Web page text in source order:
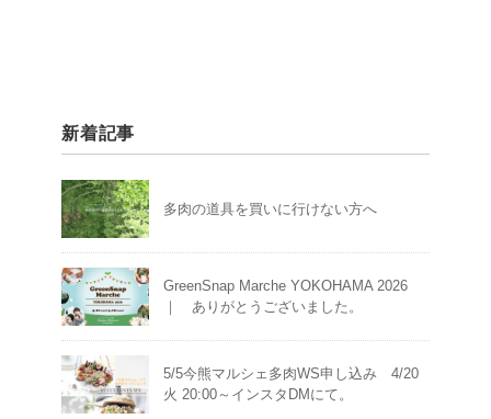
新着記事
多肉の道具を買いに行けない方へ
GreenSnap Marche YOKOHAMA 2026
｜ ありがとうございました。
5/5今熊マルシェ多肉WS申し込み 4/20
火 20:00～インスタDMにて。